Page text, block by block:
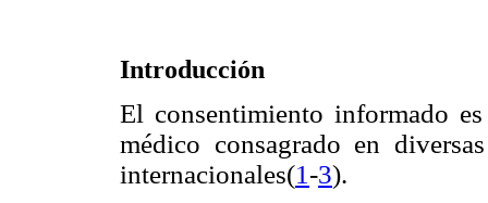
Introducción
El consentimiento informado
médico consagrado en
internacionales(1 -3).